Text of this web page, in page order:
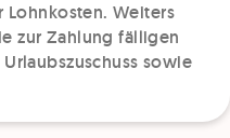
Lohnkosten. Weiters
zur Zahlung fälligen
sowie